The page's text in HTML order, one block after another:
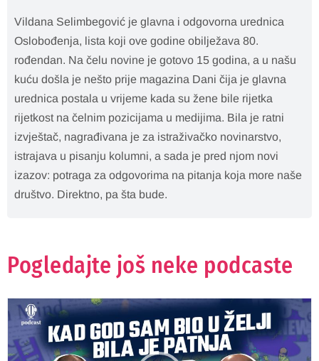
Vildana Selimbegović je glavna i odgovorna urednica
Oslobođenja, lista koji ove godine obilježava 80.
rođendan. Na čelu novine je gotovo 15 godina, a u našu
kuću došla je nešto prije magazina Dani čija je glavna
urednica postala u vrijeme kada su žene bile rijetka
rijetkost na čelnim pozicijama u medijima. Bila je ratni
izvještač, nagrađivana je za istraživačko novinarstvo,
istrajava u pisanju kolumni, a sada je pred njom novi
izazov: potraga za odgovorima na pitanja koja more naše
društvo. Direktno, pa šta bude.
Pogledajte još neke podcaste